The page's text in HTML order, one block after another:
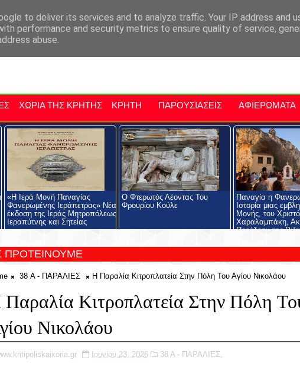
Επαρχία Μαλεβιζίου Εκδηλώσεις Στην Κρήτη Kriti Traveller
ΧΩΡΙΑ ΤΗΣ ΚΡΗΤΗΣ ΚΡΗΤΗ ΠΑΡΟΥΣΙΑΣΕΙΣ ΑΦΙΕΡΩΜΑΤΑ
«Η Ιερά Μονή Παναγίας
Φανερωμένης Ιεράπετρας» Νέα
έκδοση της Ιεράς Μητροπόλεως
Ιεραπύτνης και Σητείας
Ο Φτερωτός Λέοντας Του
Φρουρίου Κούλε
Παναγία η
Ιστορία μιας
Μονής, του
Χαραλαμπάκη,
Προέδρου της
Ριζαρείου
ΠΡΟΤΕΙΝΟΥΜΕ
38 Α - ΠΑΡΑΛΙΕΣ Η Παραλία Κιτροπλατεία Στην Πόλη Του Αγίου Νικολάου
Κιτροπλατεία Στην Πόλη
Νικολάου
Ιουνίου 23, 2026 38 Α - ΠΑΡΑΛΙΕΣ,
to deliver its services and to analyze traffic. Your IP address and
performance and security metrics to ensure quality of service,
abuse.